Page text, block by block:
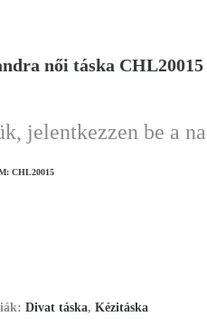
női táska CHL20015
jelentkezzen be a
CHL20015
Divat táska, Kézitáska